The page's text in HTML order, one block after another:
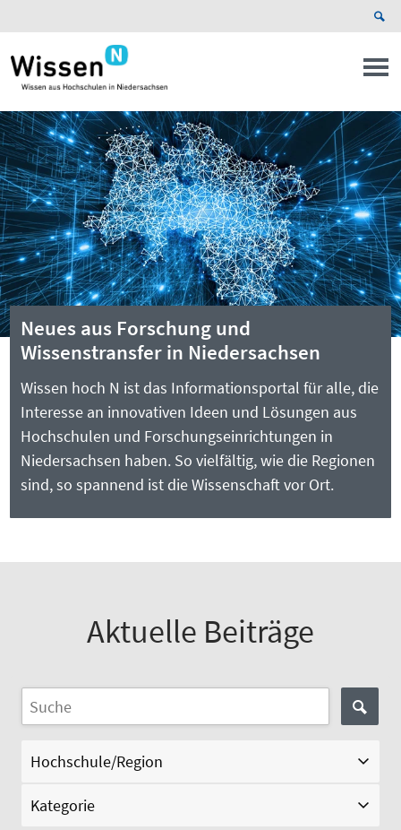
Neues aus Forschung und
Wissenstransfer in Niedersachsen
Wissen hoch N ist das Informationsportal für alle, die
Interesse an innovativen Ideen und Lösungen aus
Hochschulen und Forschungseinrichtungen in
Niedersachsen haben. So vielfältig, wie die Regionen
sind, so spannend ist die Wissenschaft vor Ort.
Aktuelle Beiträge
Hochschule/Region
Kategorie